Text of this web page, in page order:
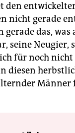
den
nicht gerade
gerade das,
seine Neugier,
für noch
diesen
Männer